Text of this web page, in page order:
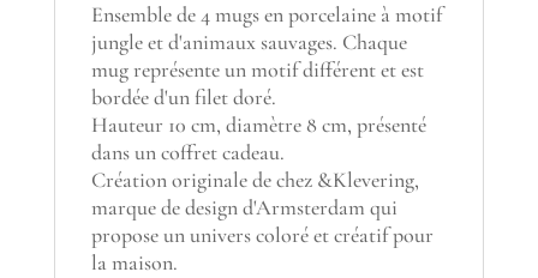
Ensemble de 4 mugs en porcelaine à motif
jungle et d'animaux sauvages. Chaque
mug représente un motif différent et est
bordée d'un filet doré.
Hauteur 10 cm, diamètre 8 cm, présenté
dans un coffret cadeau.
Création originale de chez &Klevering,
marque de design d'Armsterdam qui
propose un univers coloré et créatif pour
la maison.